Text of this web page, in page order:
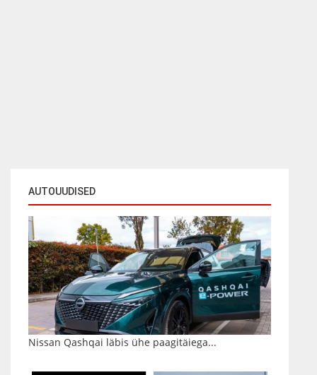
AUTOUUDISED
Nissan Qashqai läbis ühe paagitäiega...